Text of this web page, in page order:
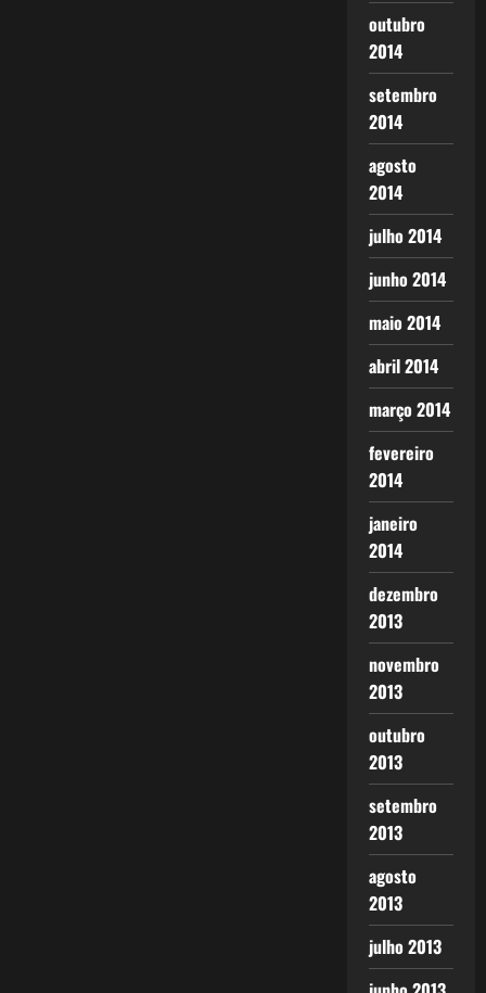
outubro
2014
setembro
2014
agosto
2014
julho 2014
junho 2014
maio 2014
abril 2014
março 2014
fevereiro
2014
janeiro
2014
dezembro
2013
novembro
2013
outubro
2013
setembro
2013
agosto
2013
julho 2013